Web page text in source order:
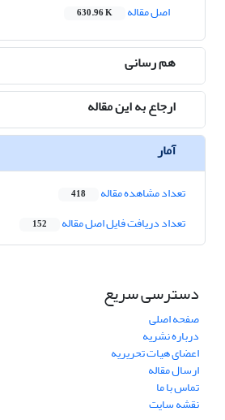
اصل مقاله
630.96 K
هم رسانی
ارجاع به این مقاله
آمار
تعداد مشاهده مقاله 418
تعداد دریافت فایل اصل مقاله 152
دسترسی سریع
صفحه اصلی
درباره نشریه
اعضای هیات تحریریه
ارسال مقاله
تماس با ما
نقشه سایت